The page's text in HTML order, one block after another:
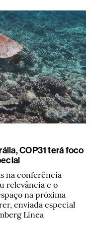
COP31 terá foco
na conferência
relevância e o
na próxima
enviada especial
Línea